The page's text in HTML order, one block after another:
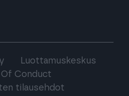
Luottamuskeskus
Conduct
tilausehdot